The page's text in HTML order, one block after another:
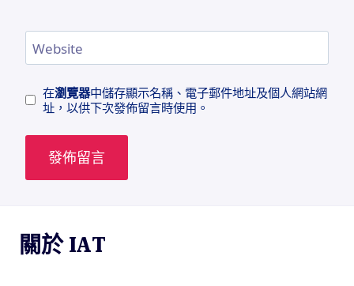
Website
在瀏覽器中儲存顯示名稱、電子郵件地址及個人網站網
址，以供下次發佈留言時使用。
關於 IAT